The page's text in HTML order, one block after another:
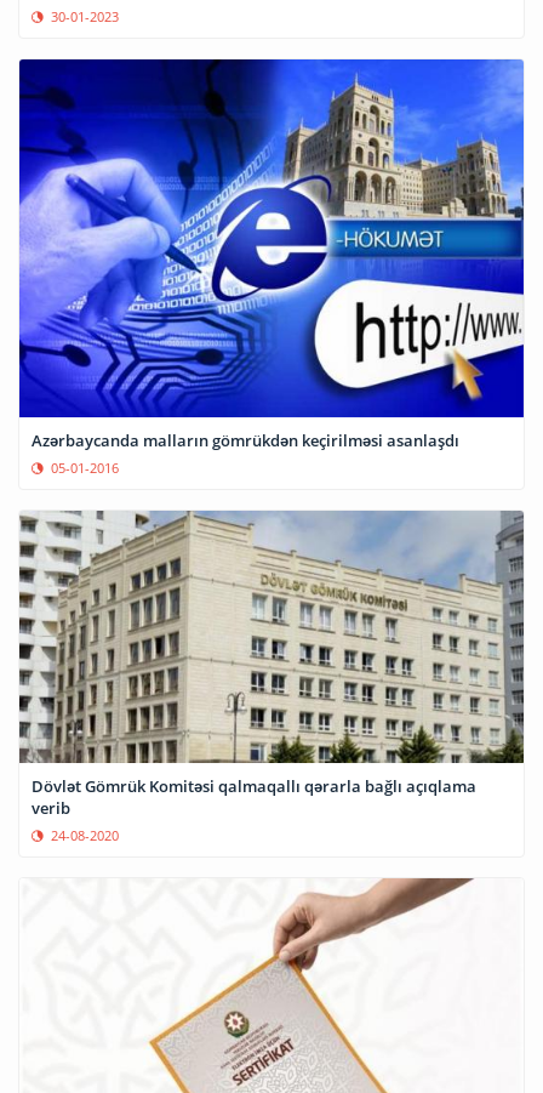
30-01-2023
Azərbaycanda malların gömrükdən keçirilməsi asanlaşdı
05-01-2016
Dövlət Gömrük Komitəsi qalmaqallı qərarla bağlı açıqlama
verib
24-08-2020